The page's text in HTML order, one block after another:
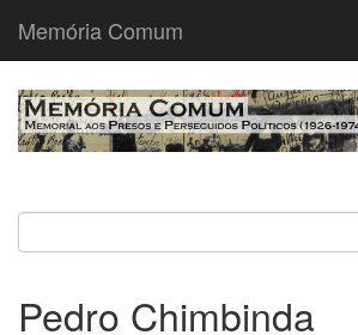
Passar
para
Memória Comum
Pedro Chimbinda